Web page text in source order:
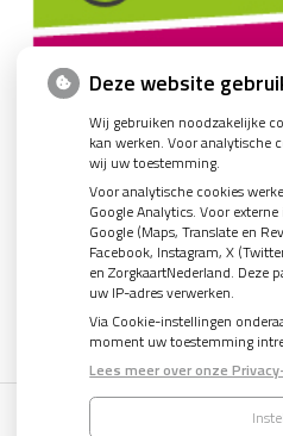
Deze website
Wij gebruiken noodzakelijke
kan werken. Voor analytische
wij uw toestemming.
Voor analytische cookies
Google Analytics. Voor
Google (Maps, Translate en
Facebook, Instagram, X
en ZorgkaartNederland. Deze
uw IP-adres verwerken.
Via Cookie-instellingen
moment uw toestemming
Lees meer over onze